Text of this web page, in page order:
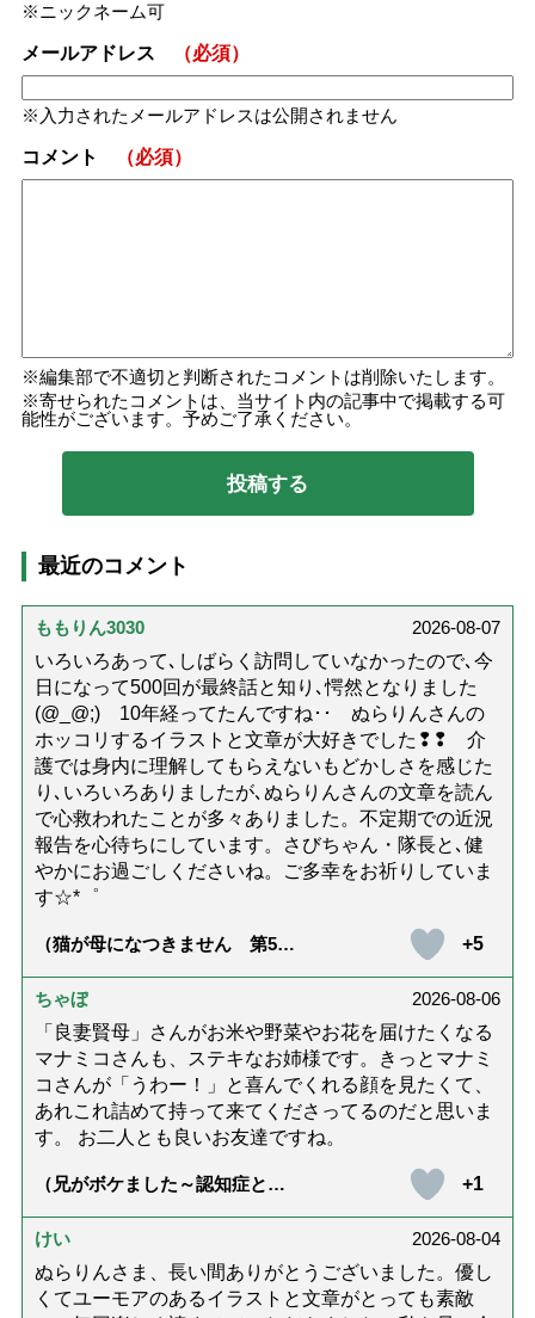
ニックネーム可
メールアドレス （必須）
入力されたメールアドレスは公開されません
コメント （必須）
編集部で不適切と判断されたコメントは削除いたします。
寄せられたコメントは、当サイト内の記事中で掲載する可
能性がございます。予めご了承ください。
最近のコメント
ももりん3030
2026-08-07
いろいろあって､しばらく訪問していなかったので､今
日になって500回が最終話と知り､愕然となりました
(@_@;) 10年経ってたんですね･･ ぬらりんさんの
ホッコリするイラストと文章が大好きでした❢❢ 介
護では身内に理解してもらえないもどかしさを感じた
り､いろいろありましたが､ぬらりんさんの文章を読ん
で心救われたことが多々ありました。不定期での近況
報告を心待ちにしています。さびちゃん・隊長と､健
やかにお過ごしくださいね。ご多幸をお祈りしていま
す☆*゜
（猫が母になつきません 第500
+5
ちゃぼ
2026-08-06
「良妻賢母」さんがお米や野菜やお花を届けたくなる
マナミコさんも、ステキなお姉様です。きっとマナミ
コさんが「うわー！」と喜んでくれる顔を見たくて、
あれこれ詰めて持って来てくださってるのだと思いま
す。 お二人とも良いお友達ですね。
（兄がボケました～認知症と介
達』が届きました」）
+1
けい
2026-08-04
ぬらりんさま、長い間ありがとうございました。優し
くてユーモアのあるイラストと文章がとっても素敵